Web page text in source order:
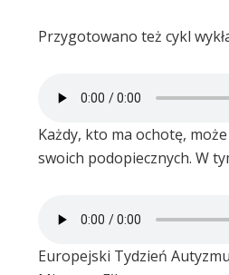
Przygotowano też cykl
Każdy, kto ma ochotę,
swoich podopiecznych. W
Europejski Tydzień